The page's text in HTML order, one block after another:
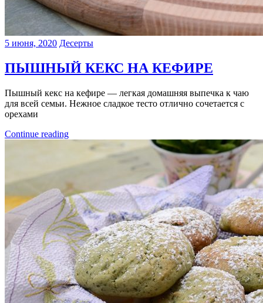
5 июня, 2020 Десерты
ПЫШНЫЙ КЕКС НА КЕФИРЕ
Пышный кекс на кефире — легкая домашняя выпечка к чаю
для всей семьи. Нежное сладкое тесто отлично сочетается с
орехами
Continue reading